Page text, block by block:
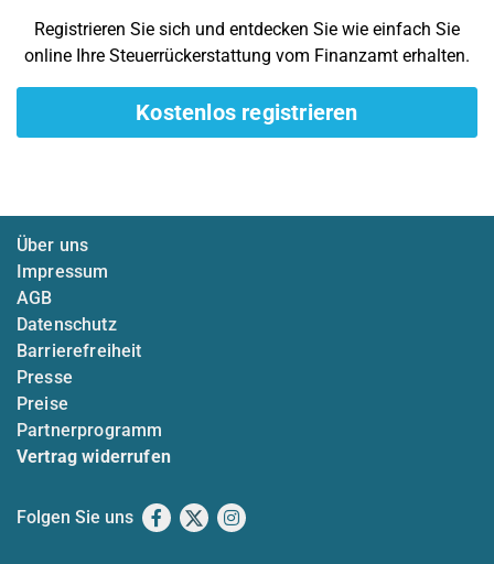
Registrieren Sie sich und entdecken Sie wie einfach Sie
online Ihre Steuerrückerstattung vom Finanzamt erhalten.
Kostenlos registrieren
Über uns
Impressum
AGB
Datenschutz
Barrierefreiheit
Presse
Preise
Partnerprogramm
Vertrag widerrufen
Folgen Sie uns Facebook
X Instagram